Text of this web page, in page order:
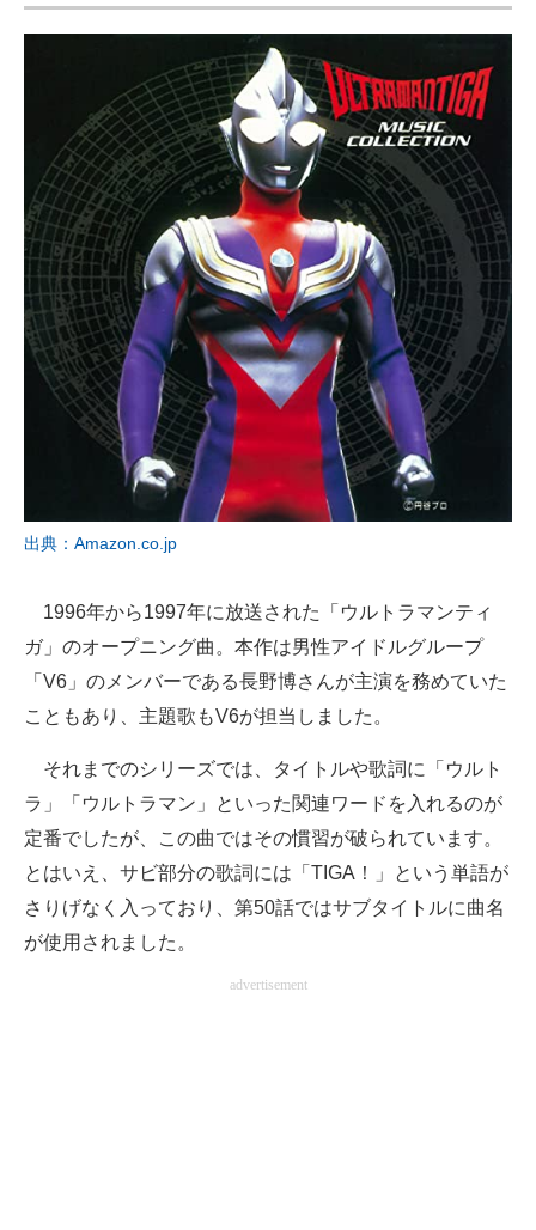
出典：Amazon.co.jp
1996年から1997年に放送された「ウルトラマンティ
ガ」のオープニング曲。本作は男性アイドルグループ
「V6」のメンバーである長野博さんが主演を務めていた
こともあり、主題歌もV6が担当しました。
それまでのシリーズでは、タイトルや歌詞に「ウルト
ラ」「ウルトラマン」といった関連ワードを入れるのが
定番でしたが、この曲ではその慣習が破られています。
とはいえ、サビ部分の歌詞には「TIGA！」という単語が
さりげなく入っており、第50話ではサブタイトルに曲名
が使用されました。
advertisement